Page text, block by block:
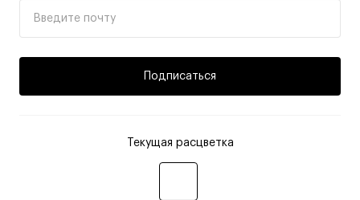
Подписаться
Текущая расцветка